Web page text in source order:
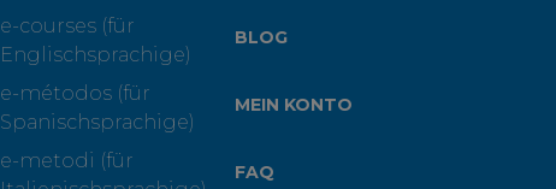
e-courses (für
Englischsprachige)
e-métodos (für
Spanischsprachige)
e-metodi (für
BLOG
MEIN KONTO
FAQ